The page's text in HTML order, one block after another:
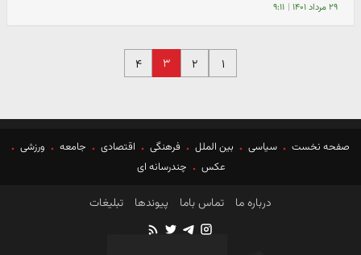
۲۹ مرداد ۱۴۰۱ | ۹:۱۱
۱ ۲ ۳ ۴
صفحه نخست سیاسی بین الملل فرهنگی اقتصادی جامعه
ورزشی
عکس
چندرسانه ای
درباره ما تماس باما پیوندها تبلیغات